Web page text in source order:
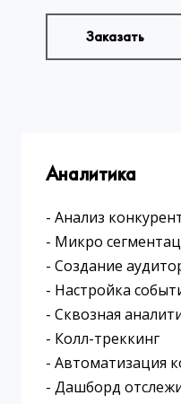
Заказать
Аналитика
- Анализ
- Микро
- Создание
- Настройка
- Сквозная
- Колл-треккинг
- Автоматизация
- Дашборд